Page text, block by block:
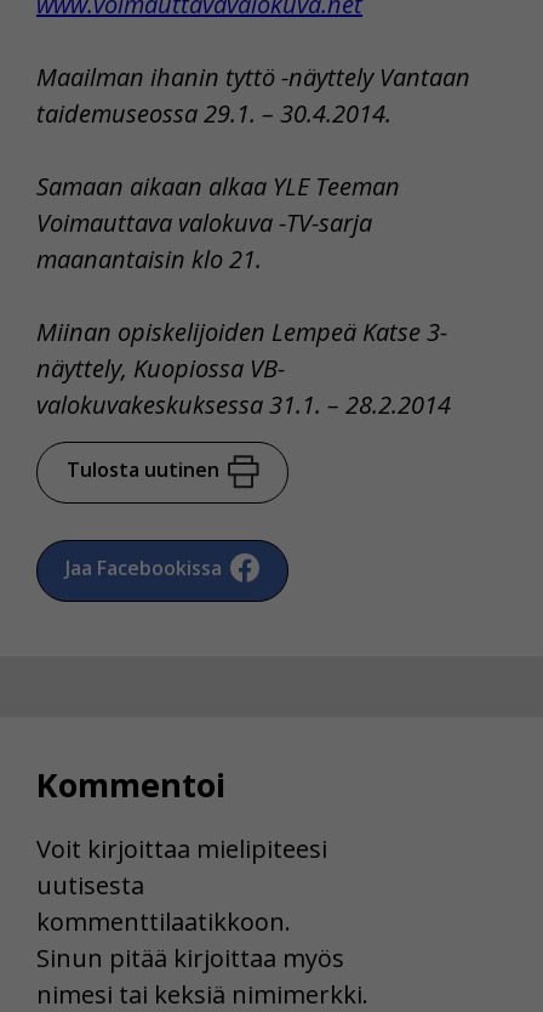
Maailman ihanin tyttö -näyttely Vantaan
taidemuseossa 29.1. – 30.4.2014.
Samaan aikaan alkaa YLE Teeman
Voimauttava valokuva -TV-sarja
maanantaisin klo 21.
Miinan opiskelijoiden Lempeä Katse 3-
näyttely, Kuopiossa VB-
valokuvakeskuksessa 31.1. – 28.2.2014
Tulosta uutinen
Jaa Facebookissa
Kommentoi
Voit kirjoittaa mielipiteesi
uutisesta
kommenttilaatikkoon.
Sinun pitää kirjoittaa myös
nimesi tai keksiä nimimerkki.